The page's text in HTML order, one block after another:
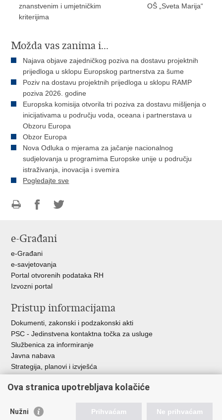
znanstvenim i umjetničkim
kriterijima
OŠ „Sveta Marija“
Možda vas zanima i...
Najava objave zajedničkog poziva na dostavu projektnih
prijedloga u sklopu Europskog partnerstva za šume
Poziv na dostavu projektnih prijedloga u sklopu RAMP
poziva 2026. godine
Europska komisija otvorila tri poziva za dostavu mišljenja o
inicijativama u području voda, oceana i partnerstava u
Obzoru Europa
Obzor Europa
Nova Odluka o mjerama za jačanje nacionalnog
sudjelovanja u programima Europske unije u području
istraživanja, inovacija i svemira
Pogledajte sve
FacebookuTwitteru
e-Građani
e-Građani
e-savjetovanja
Portal otvorenih podataka RH
Izvozni portal
Pristup informacijama
Dokumenti, zakonski i podzakonski akti
PSC - Jedinstvena kontaktna točka za usluge
Službenica za informiranje
Javna nabava
Strategija, planovi i izvješća
Ova stranica upotrebljava kolačiće
Nužni Prihvaćam Ne prihvaćam